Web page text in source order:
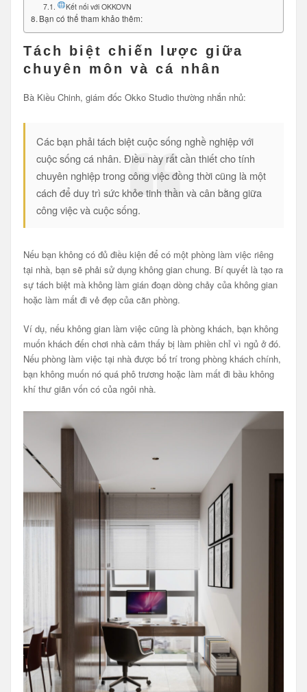
Kết nối với OKKOVN
Bạn có thể tham khảo thêm:
Tách biệt chiến lược giữa
chuyên môn và cá nhân
Bà Kiều Chinh, giám đốc Okko Studio thường nhắn nhủ:
Các bạn phải tách biệt cuộc sống nghề nghiệp với
cuộc sống cá nhân. Điều này rất cần thiết cho tính
chuyên nghiệp trong công việc đồng thời cũng là một
cách để duy trì sức khỏe tinh thần và cân bằng giữa
công việc và cuộc sống.
Nếu bạn không có đủ điều kiện để có một phòng làm việc riêng
tại nhà, bạn sẽ phải sử dụng không gian chung. Bí quyết là tạo ra
sự tách biệt mà không làm gián đoạn dòng chảy của không gian
hoặc làm mất đi vẻ đẹp của căn phòng.
Ví dụ, nếu không gian làm việc cũng là phòng khách, bạn không
muốn khách đến chơi nhà cảm thấy bị làm phiền chỉ vì ngủ ở đó.
Nếu phòng làm việc tại nhà được bố trí trong phòng khách chính,
bạn không muốn nó quá phô trương hoặc làm mất đi bầu không
khí thư giãn vốn có của ngôi nhà.